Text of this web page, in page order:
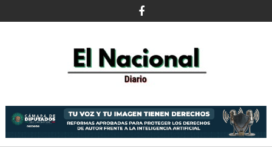
al